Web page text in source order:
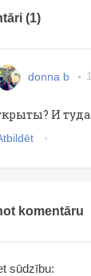
(1)
donna b
И
komentāru
sūdzību: